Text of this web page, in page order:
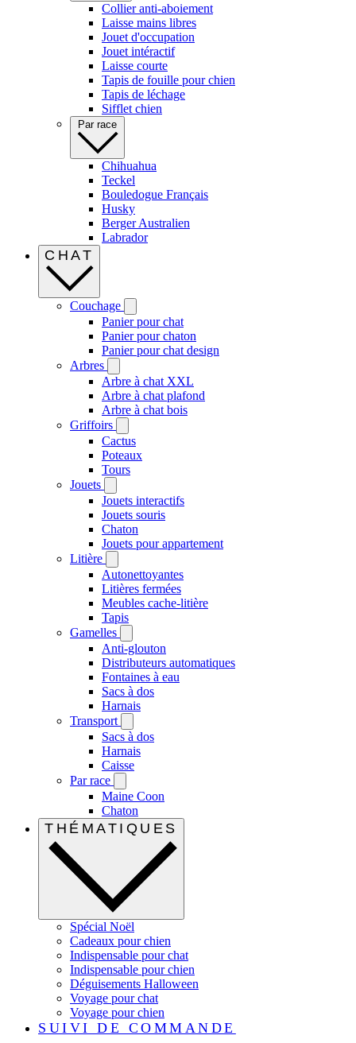
Collier anti-aboiement
Laisse mains libres
Jouet d'occupation
Jouet intéractif
Laisse courte
Tapis de fouille pour chien
Tapis de léchage
Sifflet chien
Par race
Chihuahua
Teckel
Bouledogue Français
Husky
Berger Australien
Labrador
CHAT
Couchage
Panier pour chat
Panier pour chaton
Panier pour chat design
Arbres
Arbre à chat XXL
Arbre à chat plafond
Arbre à chat bois
Griffoirs
Cactus
Poteaux
Tours
Jouets
Jouets interactifs
Jouets souris
Chaton
Jouets pour appartement
Litière
Autonettoyantes
Litières fermées
Meubles cache-litière
Tapis
Gamelles
Anti-glouton
Distributeurs automatiques
Fontaines à eau
Sacs à dos
Harnais
Transport
Sacs à dos
Harnais
Caisse
Par race
Maine Coon
Chaton
THÉMATIQUES
Spécial Noël
Cadeaux pour chien
Indispensable pour chat
Indispensable pour chien
Déguisements Halloween
Voyage pour chat
Voyage pour chien
SUIVI DE COMMANDE